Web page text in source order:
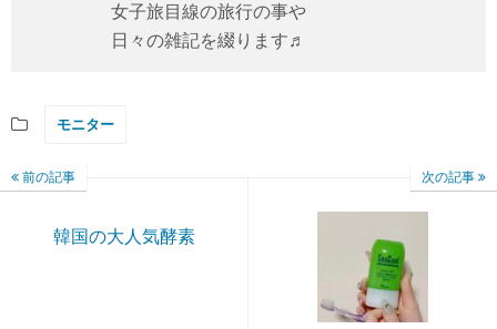
女子旅目線の旅行の事や
日々の雑記を綴ります♬
モニター
前の記事
韓国の大人気酵素
次の記事